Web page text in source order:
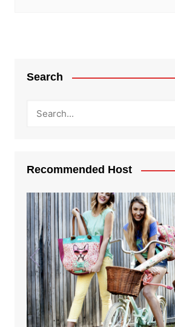
Search
Recommended Host